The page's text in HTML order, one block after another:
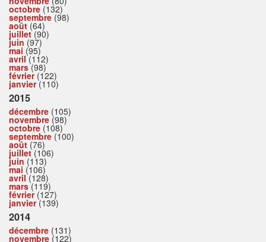
octobre (132)
septembre (98)
août (64)
juillet(90)
juin (97)
mai (95)
avril(112)
mars(98)
février(122)
janvier(110)
2015
décembre (105)
novembre (98)
octobre (108)
septembre (100)
août (76)
juillet(106)
juin (113)
mai (106)
avril(128)
mars(119)
février(127)
janvier(139)
2014
décembre (131)
novembre (122)